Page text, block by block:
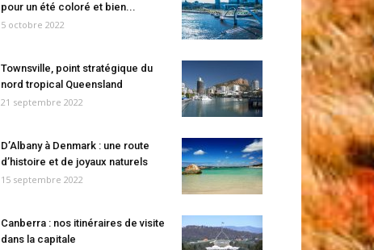
pour un été coloré et bien...
5 octobre 2022
Townsville, point stratégique du
nord tropical Queensland
21 septembre 2022
D’Albany à Denmark : une route
d’histoire et de joyaux naturels
15 septembre 2022
Canberra : nos itinéraires de visite
dans la capitale